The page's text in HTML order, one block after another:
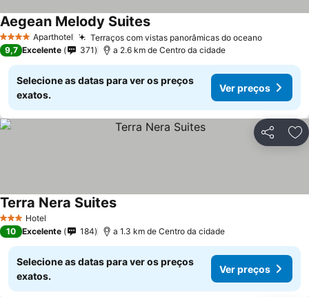
4 EstrelasAparthotel Terraços com vistas panorâmicas do oceanoVer
Aegean Melody SuitesVer preços
9,7 Excelente 371 a 2.6 km de Centro da cidade
Selecione as datas para ver os preços
exatos.
Ver preços
Partilhar
3 EstrelasHotel
Terra Nera SuitesVer preços
10 Excelente 184 a 1.3 km de Centro da cidade
Selecione as datas para ver os preços
exatos.
Ver preços